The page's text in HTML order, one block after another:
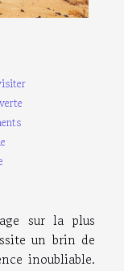
sur la plus
un brin de
inoubliable.